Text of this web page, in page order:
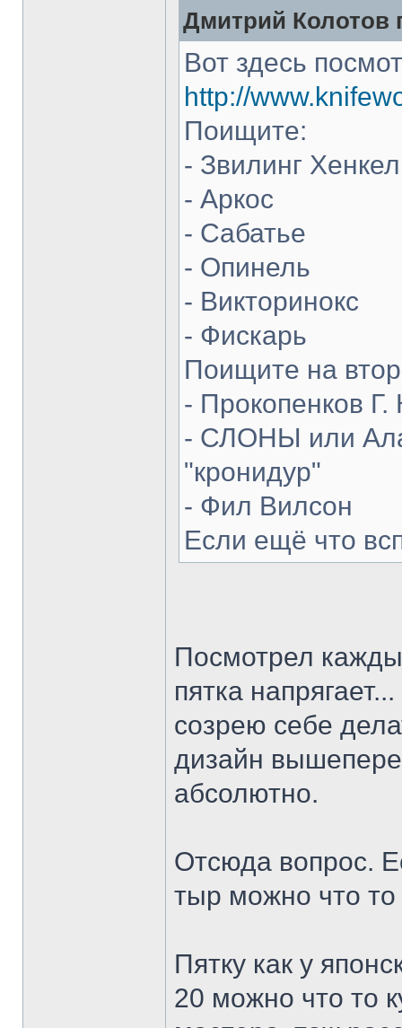
Дмитрий Колотов
Вот здесь
http://
Поищите:
- Звилинг
- Аркос
- Сабатье
- Опинель
- Викторинокс
- Фискарь
Поищите на
- Прокопенков Г.
- СЛОНЫ или
"кронидур"
- Фил Вилсон
Если ещё что
Посмотрел
пятка
созрею себе
дизайн
абсолютно.
Отсюда вопрос.
тыр можно что
Пятку как у
20 можно что то